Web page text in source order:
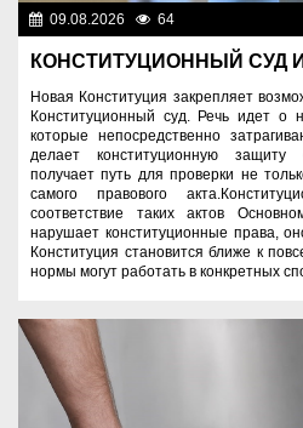
09.08.2026 64
КОНСТИТУЦИОННЫЙ СУД
Новая Конституция закрепляет
Конституционный суд. Речь идет о
которые непосредственно
делает конституционную защиту
получает путь для проверки не
самого правового
соответствие таких актов
нарушает конституционные права,
Конституция становится ближе к
нормы могут работать в конкретных